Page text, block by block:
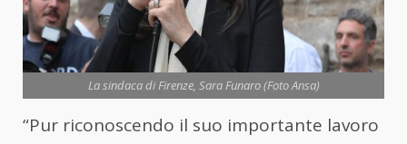
La sindaca di Firenze, Sara Funaro (Foto Ansa)
“Pur riconoscendo il suo importante lavoro